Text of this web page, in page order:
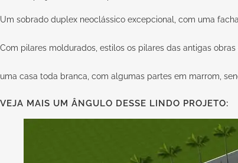
Um sobrado duplex neoclássico excepcional, com uma
Com pilares moldurados, estilos os pilares das antigas
uma casa toda branca, com algumas partes em marrom,
VEJA MAIS UM ÂNGULO DESSE LINDO PROJETO: